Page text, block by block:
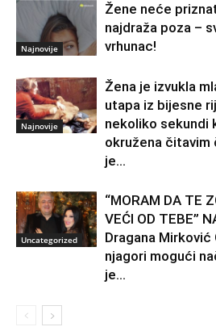
Najnovije
Žene neće
najdraža poza –
vrhunac!
Najnovije
Žena je izvukla
utapa iz bijesne
nekoliko sekundi
okružena čitavim
je...
Uncategorized
“MORAM DA TE
VEĆI OD TEBE”
Dragana Mirković
njagori mogući
je...